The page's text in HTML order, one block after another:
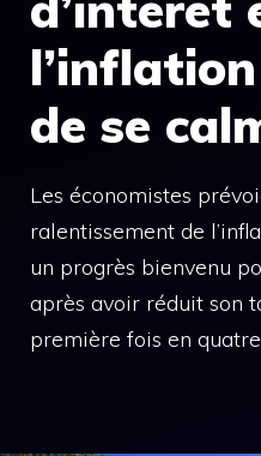
de se
Les économistes
ralentissement de
un progrès bienvenu
après avoir réduit son
première fois en